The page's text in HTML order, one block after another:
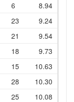
6 8.94
23 9.24
21 9.54
18 9.73
15 10.63
28 10.30
25 10.08